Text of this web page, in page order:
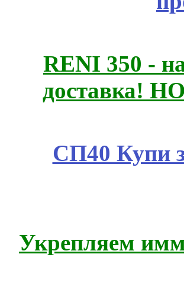
RENI 350 -
доставка!
СП40 Купи
Укрепляем